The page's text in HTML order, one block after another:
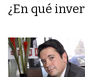
¿En qué